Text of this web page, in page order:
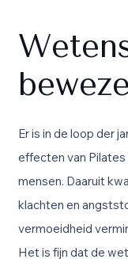
Er is in de loop der
effecten van
mensen. Daaruit
klachten en
vermoeidheid
Het is fijn dat de